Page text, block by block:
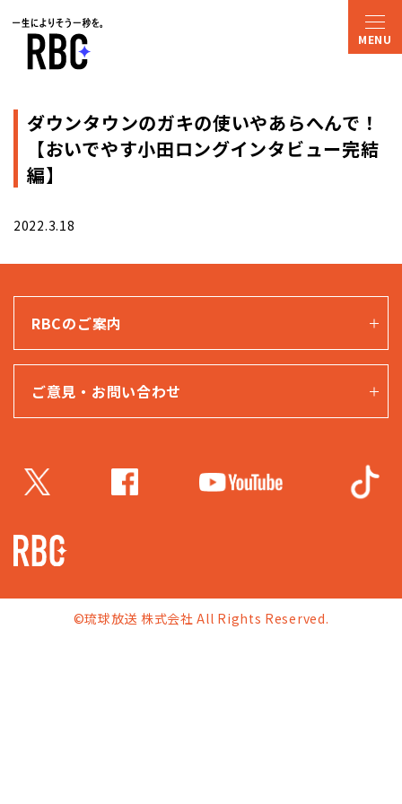
ダウンタウンのガキの使いやあらへんで！
【おいでやす小田ロングインタビュー完結
編】
2022.3.18
RBCのご案内
ご意見・お問い合わせ
©琉球放送 株式会社 All Rights Reserved.